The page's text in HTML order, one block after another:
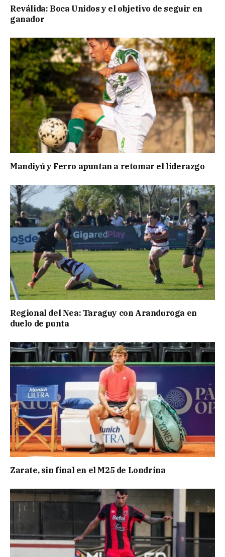
Reválida: Boca Unidos y el objetivo de seguir en
ganador
Mandiyú y Ferro apuntan a retomar el liderazgo
Regional del Nea: Taraguy con Aranduroga en
duelo de punta
Zarate, sin final en el M25 de Londrina